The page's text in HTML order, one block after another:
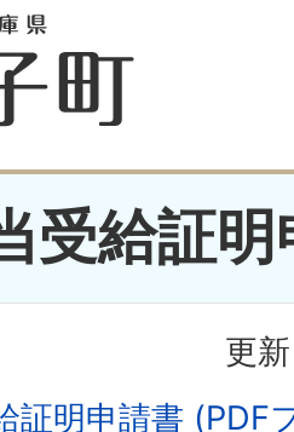
受給証
更
証明申請書 (PDF